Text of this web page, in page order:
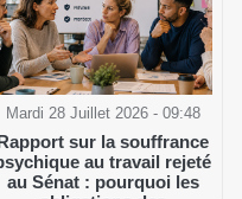
Mardi 28 Juillet 2026 - 09:48
sur la souffrance
au travail rejeté
au Sénat : pourquoi les